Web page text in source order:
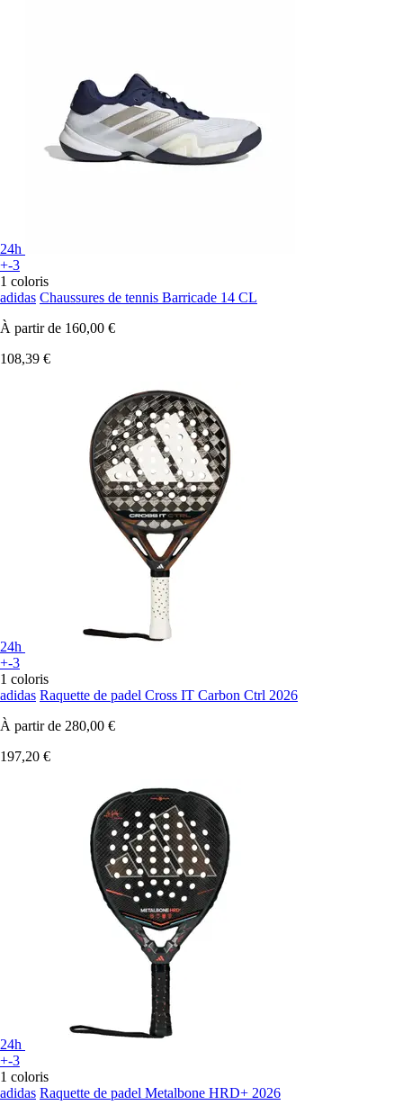
24h
+-3
1 coloris
adidas Chaussures de tennis Barricade 14 CL
À partir de 160,00 €
108,39 €
24h
+-3
1 coloris
adidas Raquette de padel Cross IT Carbon Ctrl 2026
À partir de 280,00 €
197,20 €
24h
+-3
1 coloris
adidas Raquette de padel Metalbone HRD+ 2026